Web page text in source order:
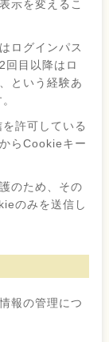
示を変えるこ
ログインパス
回目以降はロ
という経験あ
許可している
らCookieキー
のため、その
のみを送信し
報の管理につ